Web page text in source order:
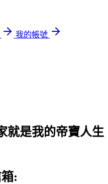
我的帳號
就是我的帝寶人生
: